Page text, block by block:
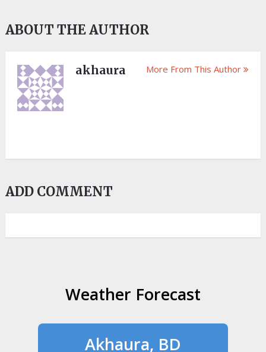
ABOUT THE AUTHOR
akhaura More From This Author
ADD COMMENT
Weather Forecast
Akhaura, BD